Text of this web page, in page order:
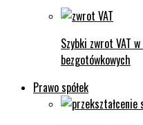
Szybki zwrot VAT
bezgotówkowych
Prawo spółek